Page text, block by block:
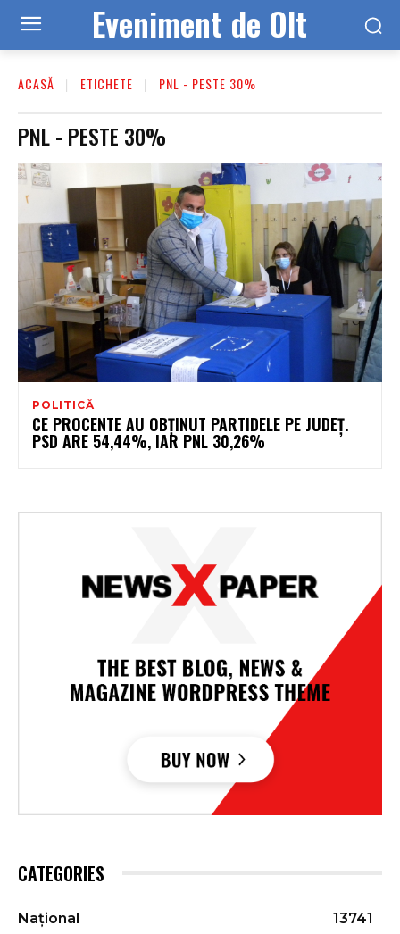
Eveniment de Olt
ACASĂ ETICHETE PNL - PESTE 30%
PNL - PESTE 30%
POLITICĂ
CE PROCENTE AU OBȚINUT PARTIDELE PE JUDEȚ.
PSD ARE 54,44%, IAR PNL 30,26%
CATEGORIES
Național
13741